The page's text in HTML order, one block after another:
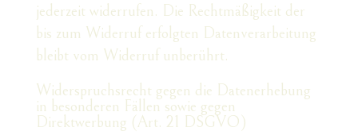
jederzeit widerrufen. Die Rechtmäßigkeit der
bis zum Widerruf erfolgten Datenverarbeitung
bleibt vom Widerruf unberührt.
Widerspruchsrecht gegen die Datenerhebung
in besonderen Fällen sowie gegen
Direktwerbung (Art. 21 DSGVO)